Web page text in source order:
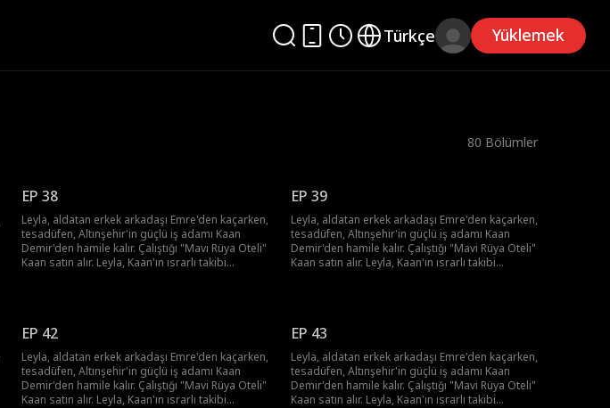
Türkçe Yüklemek
80 Bölümler
EP 38
Leyla, aldatan erkek arkadaşı Emre'den kaçarken,
tesadüfen, Altınşehir'in güçlü iş adamı Kaan
Demir'den hamile kalır. Çalıştığı "Mavi Rüya Oteli"
Kaan satın alır. Leyla, Kaan'ın ısrarlı takibi
EP 39
Leyla, aldatan erkek arkadaşı Emre'den kaçarken,
tesadüfen, Altınşehir'in güçlü iş adamı Kaan
Demir'den hamile kalır. Çalıştığı "Mavi Rüya Oteli"
Kaan satın alır. Leyla, Kaan'ın ısrarlı takibi
EP 42
Leyla, aldatan erkek arkadaşı Emre'den kaçarken,
tesadüfen, Altınşehir'in güçlü iş adamı Kaan
Demir'den hamile kalır. Çalıştığı "Mavi Rüya Oteli"
Kaan satın alır. Leyla, Kaan'ın ısrarlı takibi
EP 43
Leyla, aldatan erkek arkadaşı Emre'den kaçarken,
tesadüfen, Altınşehir'in güçlü iş adamı Kaan
Demir'den hamile kalır. Çalıştığı "Mavi Rüya Oteli"
Kaan satın alır. Leyla, Kaan'ın ısrarlı takibi